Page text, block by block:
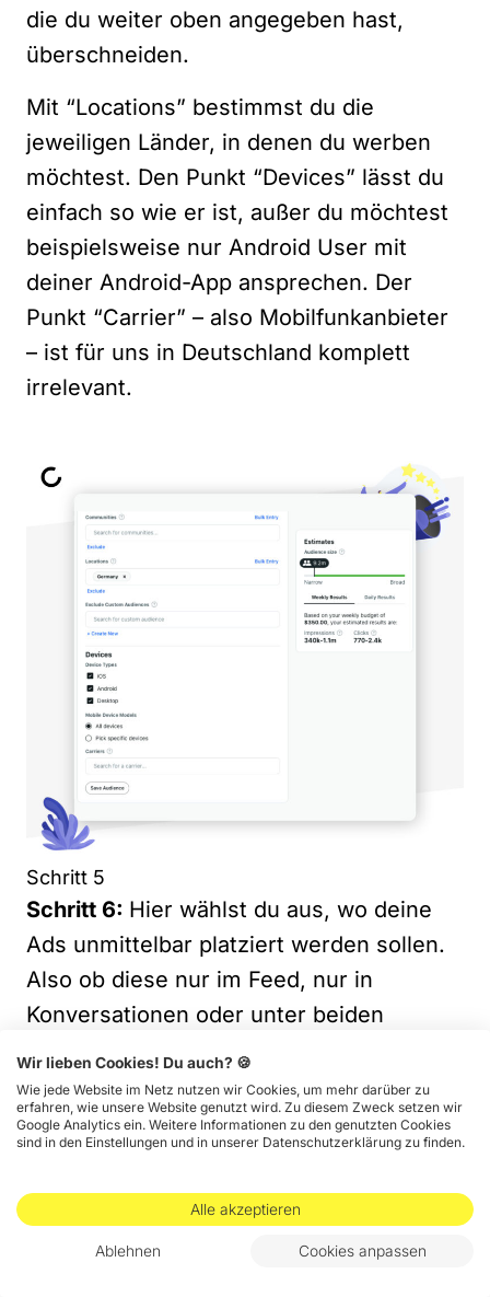
die du weiter oben angegeben hast,
überschneiden.
Mit “Locations” bestimmst du die
jeweiligen Länder, in denen du werben
möchtest. Den Punkt “Devices” lässt du
einfach so wie er ist, außer du möchtest
beispielsweise nur Android User mit
deiner Android-App ansprechen. Der
Punkt “Carrier” – also Mobilfunkanbieter
– ist für uns in Deutschland komplett
irrelevant.
Schritt 5
Schritt 6: Hier wählst du aus, wo deine
Ads unmittelbar platziert werden sollen.
Also ob diese nur im Feed, nur in
Konversationen oder unter beiden
Optionen erscheinen. Unter “Delivery”
legst du jetzt einfach nur noch dein
Budget und Gebot fest und klickst wie
gewohnt unten rechts auf “Continue”.
Wir lieben Cookies! Du auch? 🍪
Wie jede Website im Netz nutzen wir Cookies, um mehr darüber zu
erfahren, wie unsere Website genutzt wird. Zu diesem Zweck setzen wir
Google Analytics ein. Weitere Informationen zu den genutzten Cookies
sind in den Einstellungen und in unserer Datenschutzerklärung zu finden.
Alle akzeptieren
Ablehnen Cookies anpassen